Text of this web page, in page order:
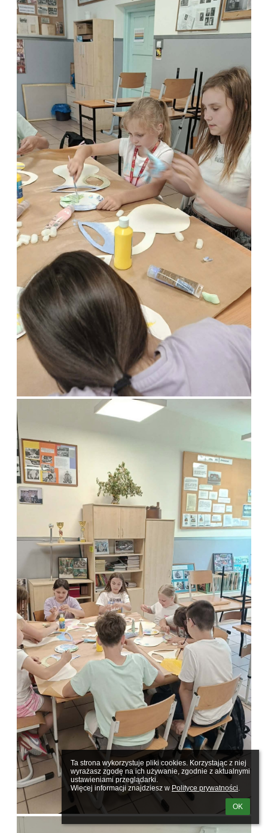
Ta strona wykorzystuje pliki cookies. Korzystając z niej
wyrażasz zgodę na ich używanie, zgodnie z aktualnymi
ustawieniami przeglądarki.
Więcej informacji znajdziesz w Polityce prywatności.
OK